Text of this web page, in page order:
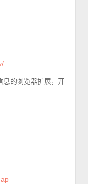
息的浏览器扩展，开